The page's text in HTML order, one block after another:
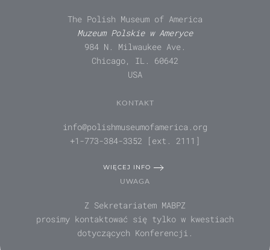
The Polish Museum of America
Muzeum Polskie w Ameryce
984 N. Milwaukee Ave.
Chicago, IL. 60642
USA
KONTAKT
info@polishmuseumofamerica.org
+1-773-384-3352 [ext. 2111]
WIĘCEJ INFO
UWAGA
Z Sekretariatem MABPZ
prosimy kontaktować się tylko w kwestiach
dotyczących Konferencji.